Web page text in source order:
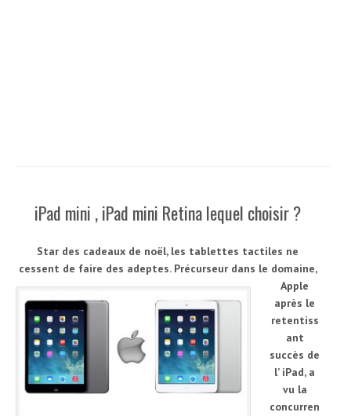
iPad mini , iPad mini Retina lequel choisir ?
Star des cadeaux de noël, les tablettes tactiles ne
cessent de faire des adeptes. Précurseur dans le domaine,
Apple
après le
retentiss
ant
succès de
l’ iPad, a
vu la
concurren